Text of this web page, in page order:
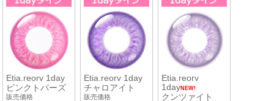
Etia.reorv 1day
ピンクトパーズ
販売価格
Etia.reorv 1day
チャロアイト
販売価格
Etia.reorv
1dayNEW!
クンツァイト